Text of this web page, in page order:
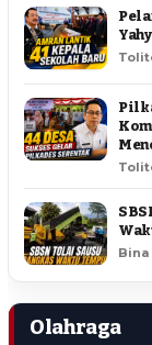
Bina
Olahraga